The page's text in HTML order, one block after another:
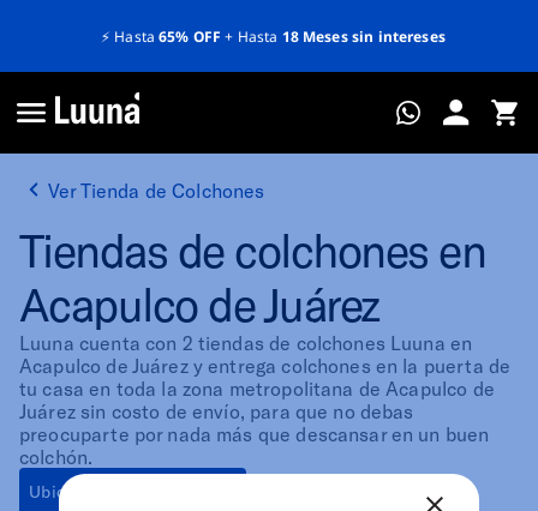
⚡️ Hasta65% OFF + Hasta 18 Meses sin intereses
Ver Tienda de Colchones
Tiendas de colchones en
Acapulco de Juárez
Luuna cuenta con 2 tiendas de colchones Luuna en
Acapulco de Juárez y entrega colchones en la puerta de
tu casa en toda la zona metropolitana de Acapulco de
Juárez sin costo de envío, para que no debas
preocuparte por nada más que descansar en un buen
colchón.
Ubicar tienda cerca de mi